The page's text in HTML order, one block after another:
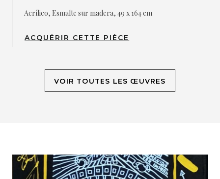
Acrílico, Esmalte sur madera, 49 x 164 cm
ACQUÉRIR CETTE PIÈCE
VOIR TOUTES LES ŒUVRES